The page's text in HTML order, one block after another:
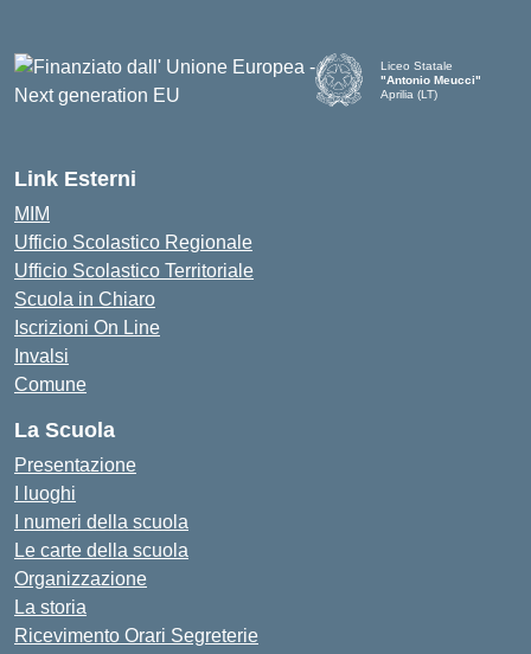
Liceo Statale
"Antonio Meucci"
Aprilia (LT)
Link Esterni
MIM
Ufficio Scolastico Regionale
Ufficio Scolastico Territoriale
Scuola in Chiaro
Iscrizioni On Line
Invalsi
Comune
La Scuola
Presentazione
I luoghi
I numeri della scuola
Le carte della scuola
Organizzazione
La storia
Ricevimento Orari Segreterie